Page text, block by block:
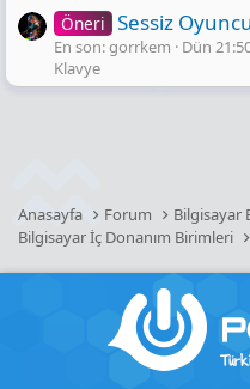
Öneri Sessiz
En son: gorrkem
Dün
Klavye
Anasayfa Forum
Bilgisayar
Bilgisayar İç Donanım Birimleri